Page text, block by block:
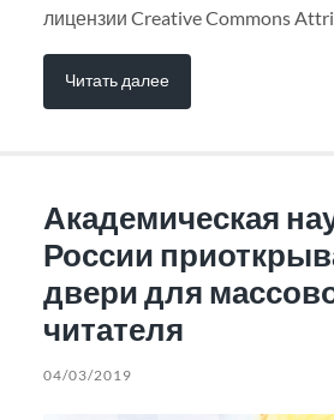
лицензии Creative Commons
Читать далее
Академическая
России
двери для
читателя
04/03/2019